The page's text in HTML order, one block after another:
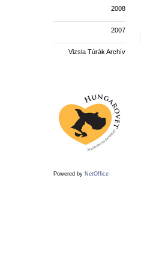
2008
2007
Vizsla Túrák Archív
Powered by NetOffice